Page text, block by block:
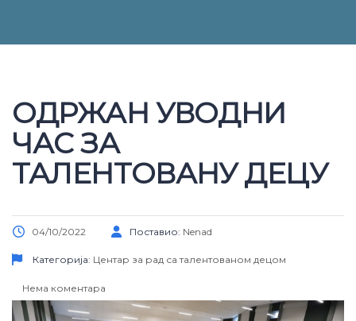
ОДРЖАН УВОДНИ
ЧАС ЗА
ТАЛЕНТОВАНУ ДЕЦУ
04/10/2022 Поставио: Nenad
Категорија: Центар за рад са талентованом децом
Нема коментара